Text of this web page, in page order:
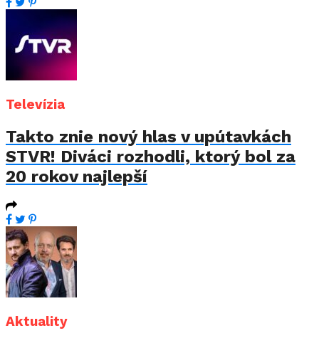
Televízia
Takto znie nový hlas v upútavkách
STVR! Diváci rozhodli, ktorý bol za
20 rokov najlepší
Aktuality